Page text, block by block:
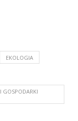
EKOLOGIA
GOSPODARKI